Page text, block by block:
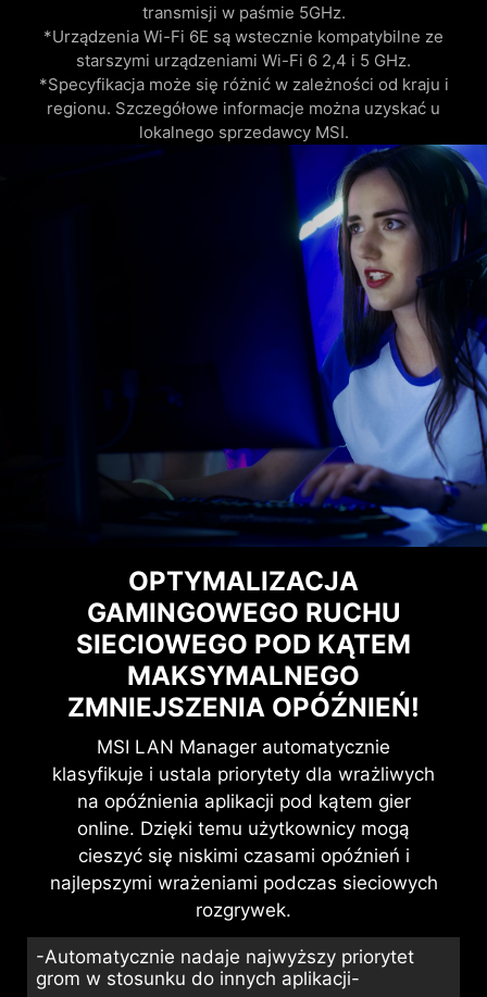
transmisji w paśmie 5GHz.
*Urządzenia Wi-Fi 6E są wstecznie kompatybilne ze
starszymi urządzeniami Wi-Fi 6 2,4 i 5 GHz.
*Specyfikacja może się różnić w zależności od kraju i
regionu. Szczegółowe informacje można uzyskać u
lokalnego sprzedawcy MSI.
OPTYMALIZACJA
GAMINGOWEGO RUCHU
SIECIOWEGO POD KĄTEM
MAKSYMALNEGO
ZMNIEJSZENIA OPÓŹNIEŃ!
MSI LAN Manager automatycznie
klasyfikuje i ustala priorytety dla wrażliwych
na opóźnienia aplikacji pod kątem gier
online. Dzięki temu użytkownicy mogą
cieszyć się niskimi czasami opóźnień i
najlepszymi wrażeniami podczas sieciowych
rozgrywek.
-Automatycznie nadaje najwyższy priorytet
grom w stosunku do innych aplikacji-